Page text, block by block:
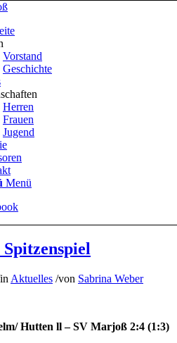
Vorstand
Geschichte
Herren
Frauen
Jugend
Menü
in Aktuelles /von Sabrina Weber
Hutten ll – SV Marjoß 2:4 (1:3)